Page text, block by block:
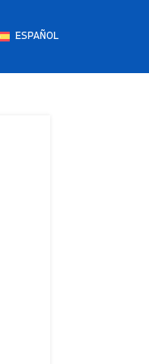
ESPAÑOL